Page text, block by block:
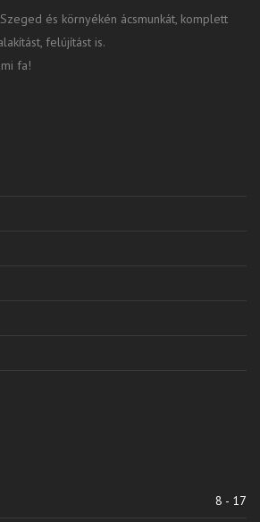
és környékén ácsmunkát, komplett
felújítást is.
fa!
8 - 17